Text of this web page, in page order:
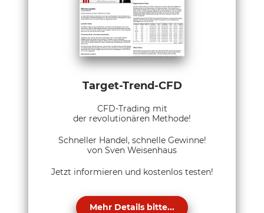
Target-Trend-CFD
CFD-Trading mit
der revolutionären Methode!
Schneller Handel, schnelle Gewinne!
von Sven Weisenhaus
Jetzt informieren und kostenlos testen!
Mehr Details bitte...